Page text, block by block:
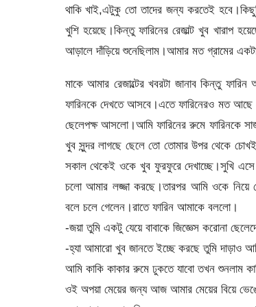
থাকি খাই,এটুকু তো তাদের জন্য করতেই
খুশি হয়েছে।কিন্তু ফারিনের রেজাল্ট খুব খারাপ
আড়ালে দাঁড়িয়ে শুনেছিলাম।আমার মত গ্রামের
মাকে আমার রেজাল্টের খবরটা জানাব কিন্তু
ফারিনকে দেখতে আসবে।এতে ফারিনেরও মত আছে
ছেলেপক্ষ আসলো।আমি ফারিনের রুমে ফারিনকে
খুব সুন্দর লাগছে ছেলে তো তোমার উপর থেকে চোখই
সকাল থেকেই ওকে খুব ফুরফুরে দেখাচ্ছে।সুখি
চলো আমার লজ্জা করছে।তারপর আমি ওকে নিয়ে
বলে চলে গেলেন।রাতে ফারিন আমাকে বললো।
-জয়া তুমি একটু যেয়ে বাবাকে জিজ্ঞেস করোনা
-হ্যা আমারো খুব জানতে ইচ্ছে করছে তুমি দাড়াও
আমি কাকি কাকার রুমে ঢুকতে যাবো তখন শুনলাম
ওই অপয়া মেয়ের জন্য আজ আমার মেয়ের বিয়ে